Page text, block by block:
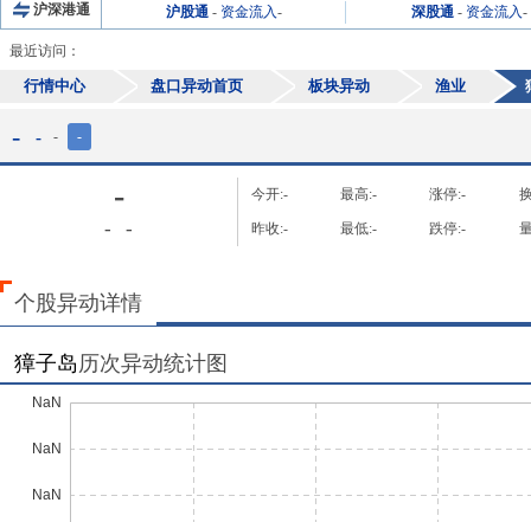
沪深港通 沪股通 - 资金流入- 深股通 - 资金流入-
最近访问：
行情中心 盘口异动首页 板块异动 渔业
- - - -
-
- -
今开:- 最高:- 涨停:-
昨收:- 最低:- 跌停:-
个股异动详情
獐子岛 历次异动统计图